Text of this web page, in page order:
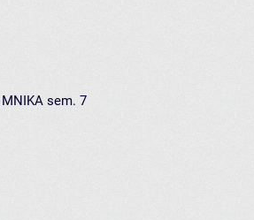
sem. 7